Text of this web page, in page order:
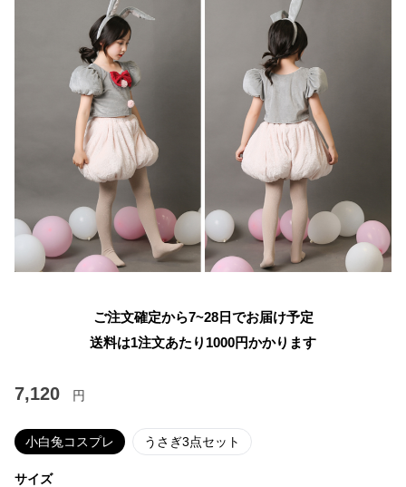
ご注文確定から7~28日でお届け予定
送料は1注文あたり 1000円かかります
7,120 円
小白兔コスプレ うさぎ3点セット
サイズ